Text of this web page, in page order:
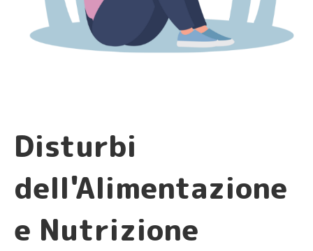
Disturbi
dell'Alimentazione
e Nutrizione